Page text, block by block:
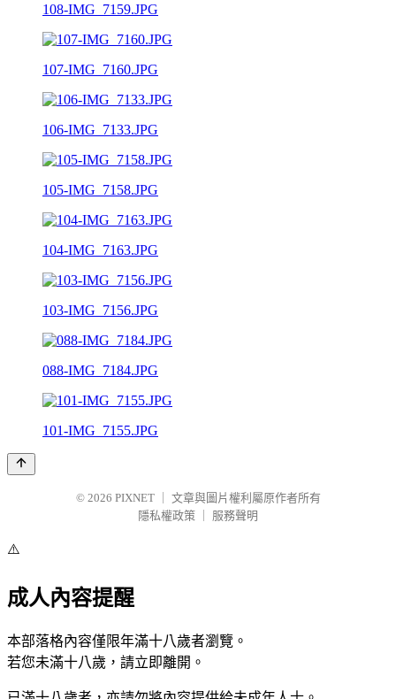
108-IMG_7159.JPG
107-IMG_7160.JPG
106-IMG_7133.JPG
105-IMG_7158.JPG
104-IMG_7163.JPG
103-IMG_7156.JPG
088-IMG_7184.JPG
101-IMG_7155.JPG
© 2026 PIXNET
文章與圖片權利屬原作者所有
隱私權政策
服務聲明
⚠️
成人內容提醒
本部落格內容僅限年滿十八歲者瀏覽。
若您未滿十八歲，請立即離開。